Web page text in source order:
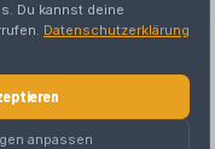
Du kannst deine
Datenschutzerklärung
anpassen